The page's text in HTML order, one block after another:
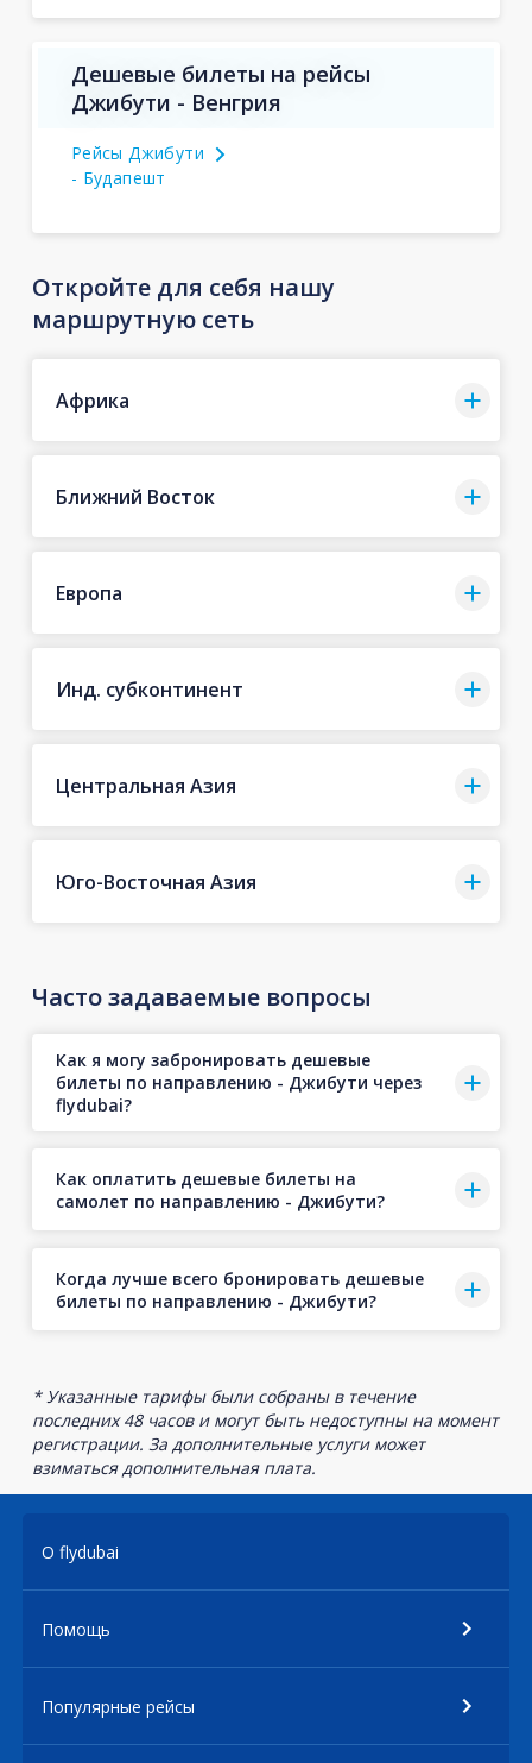
Дешевые билеты на рейсы
Джибути - Венгрия
Рейсы Джибути
- Будапешт
Откройте для себя нашу
маршрутную сеть
Африка
Ближний Восток
Европа
Инд. субконтинент
Центральная Азия
Юго-Восточная Азия
Часто задаваемые вопросы
Как я могу забронировать дешевые
билеты по направлению - Джибути через
flydubai?
Как оплатить дешевые билеты на
самолет по направлению - Джибути?
Когда лучше всего бронировать дешевые
билеты по направлению - Джибути?
* Указанные тарифы были собраны в течение
последних 48 часов и могут быть недоступны на момент
регистрации. За дополнительные услуги может
взиматься дополнительная плата.
О flydubai
Помощь
Популярные рейсы